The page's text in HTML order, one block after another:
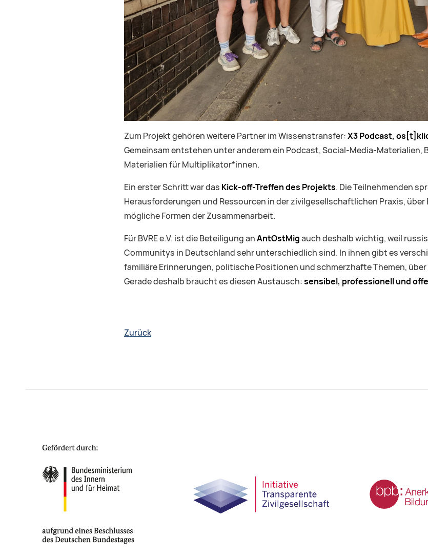
Zum Projekt gehören weitere Partner im Wissenstransfer:X3 Podcast,
Gemeinsam entstehen unter anderem ein Podcast, Social-Media-Materialien,
Materialien für Multiplikator*innen.
Ein erster Schritt war das Kick-off-Treffen des Projekts. Die Teilnehmenden
Herausforderungen und Ressourcen in der zivilgesellschaftlichen Praxis, über
mögliche Formen der Zusammenarbeit.
Für BVRE e.V. ist die Beteiligung anAntOstMigauch deshalb wichtig, weil
Communitys in Deutschland sehr unterschiedlich sind. In ihnen gibt es
familiäre Erinnerungen, politische Positionen und schmerzhafte Themen,
Gerade deshalb braucht es diesen Austausch:sensibel, professionell und
Zurück